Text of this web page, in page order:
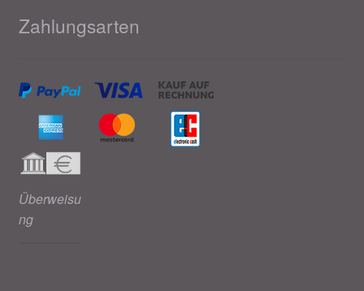
Zahlungsarten
Überweisu
ng